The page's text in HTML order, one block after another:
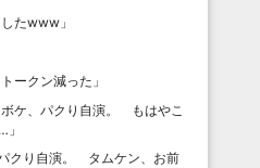
したwww 」
ークン減った 」
ケ、パクり自演。 もはやこ
」
クり自演。 タムケン、お前